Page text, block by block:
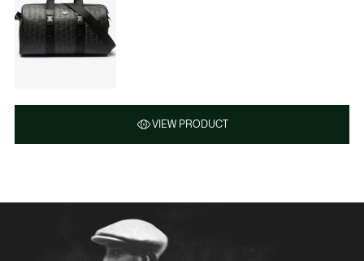
VIEW PRODUCT